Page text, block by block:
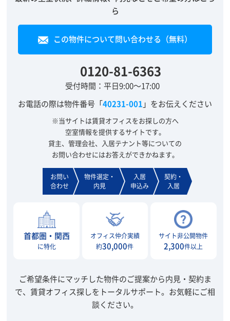
ら
この物件について問い合わせる（無料）
0120-81-6363
受付時間：平日9:00～17:00
お電話の際は物件番号「40231-001 」をお伝えください
※当サイトは賃貸オフィスをお探しの方へ
空室情報を提供するサイトです。
貸主、管理会社、入居テナント等についての
お問い合わせにはお答えができかねます。
お問い
合わせ
物件選定・
内見
入居
申込み
契約・
入居
首都圏・関西
に特化
オフィス仲介実績
約30,000件
サイト非公開物件
2,300件以上
ご希望条件にマッチした物件のご提案から内見・契約ま
で、賃貸オフィス探しをトータルサポート。 お気軽にご相
談ください。